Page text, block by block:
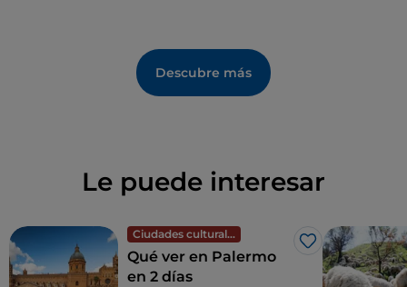
Descubre más
Le puede interesar
Ciudades culturales
Me gusta
Qué ver en Palermo
en 2 días